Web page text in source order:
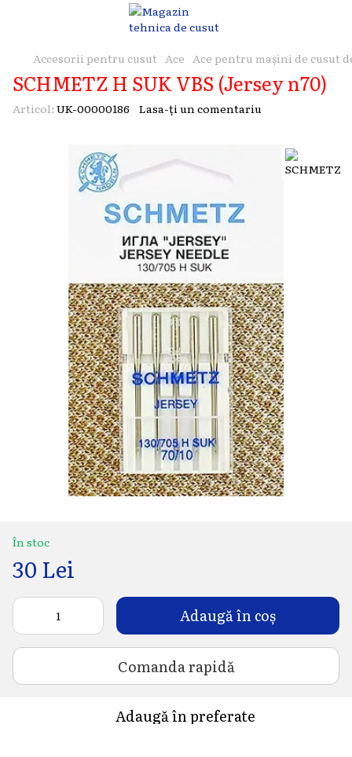
Accesorii pentru cusut Ace Ace pentru mașini de cusut
SCHMETZ H SUK VBS (Jersey n70)
Articol: UK-00000186 Lasa-ți un comentariu
În stoc
30 Lei
Adaugă în coș
Comanda rapidă
Adaugă în preferate